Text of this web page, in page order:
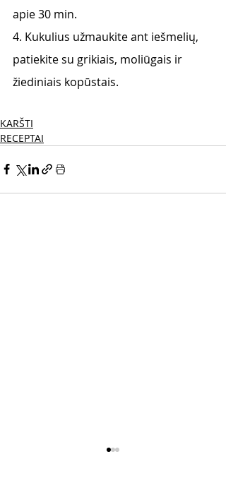
apie 30 min.
4. Kukulius užmaukite ant iešmelių,
patiekite su grikiais, moliūgais ir
žiediniais kopūstais.
KARŠTI
RECEPTAI